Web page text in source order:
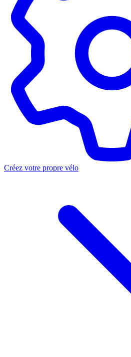
Créez votre propre vélo